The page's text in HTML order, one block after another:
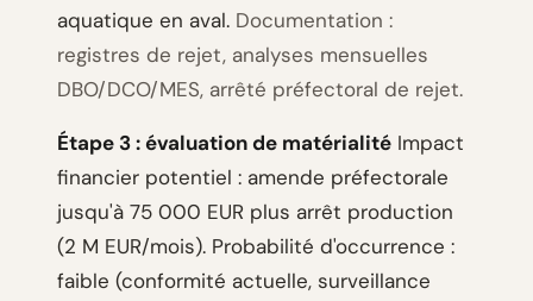
aquatique en aval. Documentation :
registres de rejet, analyses mensuelles
DBO/DCO/MES, arrêté préfectoral de rejet.
Étape 3 : évaluation de matérialité Impact
financier potentiel : amende préfectorale
jusqu'à 75 000 EUR plus arrêt production
(2 M EUR/mois). Probabilité d'occurrence :
faible (conformité actuelle, surveillance